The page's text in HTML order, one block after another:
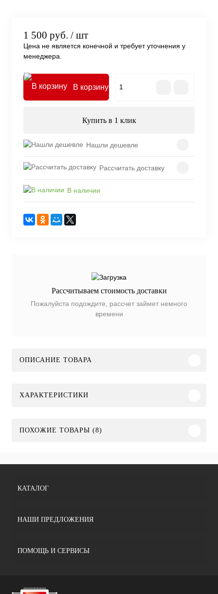
1 500 руб. / шт
Цена не является конечной и требует уточнения у
менеджера.
В корзину
Купить в 1 клик
Нашли дешевле
Рассчитать доставку
В наличии
Рассчитываем стоимость доставки
Пожалуйста подождите, рассчет займет немного
времени
ОПИСАНИЕ ТОВАРА
ХАРАКТЕРИСТИКИ
ПОХОЖИЕ ТОВАРЫ (8)
КАТАЛОГ
НАШИ ПРЕДЛОЖЕНИЯ
ПОМОЩЬ И СЕРВИСЫ